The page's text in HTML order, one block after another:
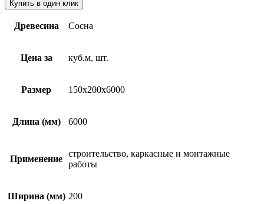
Купить в один клик
Древесина Сосна
Цена за куб.м, шт.
Размер 150x200x6000
Длина (мм) 6000
Применение
строительство, каркасные и монтажные
работы
Ширина (мм) 200